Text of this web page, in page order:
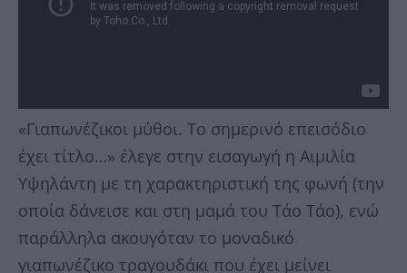
«Γιαπωνέζικοι μύθοι. Το σημερινό επεισόδιο
έχει τίτλο…» έλεγε στην εισαγωγή η Αιμιλία
Υψηλάντη με τη χαρακτηριστική της φωνή (την
οποία δάνεισε και στη μαμά του Τάο Τάο), ενώ
παράλληλα ακουγόταν το μοναδικό
γιαπωνέζικο τραγουδάκι που έχει μείνει